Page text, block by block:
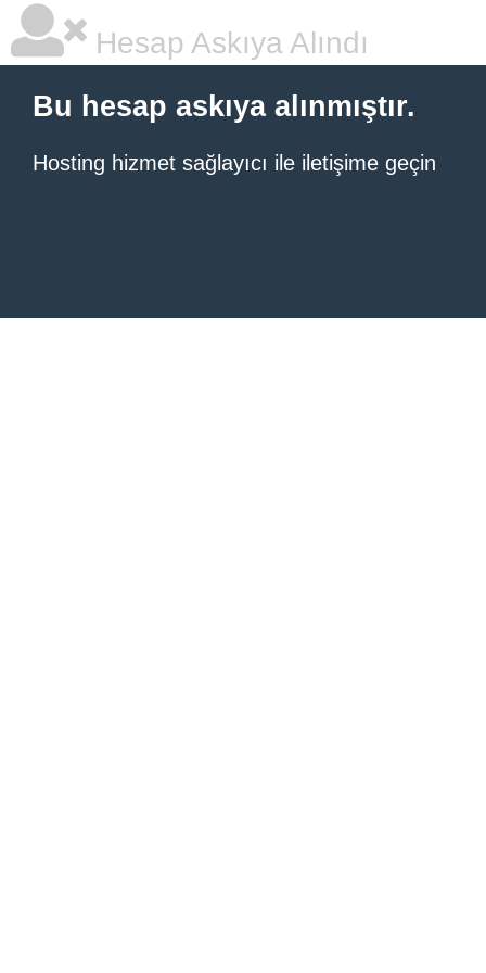
Hesap Askıya Alındı
Bu hesap askıya alınmıştır.
Hosting hizmet sağlayıcı ile iletişime geçin